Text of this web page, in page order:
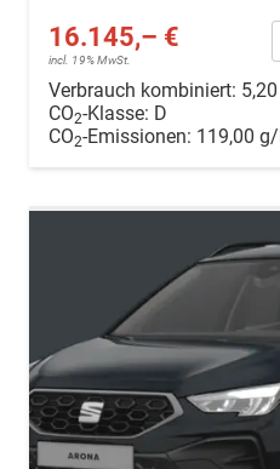
16.145,– €
incl. 19% MwSt.
Verbrauch kombiniert:
CO2-Klasse: D
CO2-Emissionen: 119,00